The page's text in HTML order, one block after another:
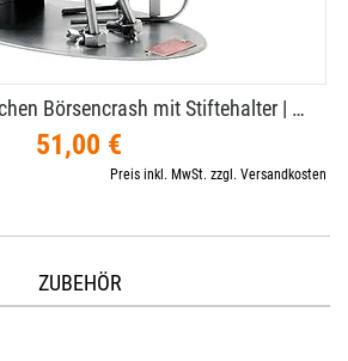
Börsencrash mit Stiftehalter | …
51,00 €
Preis inkl. MwSt. zzgl. Versandkosten
ZUBEHÖR